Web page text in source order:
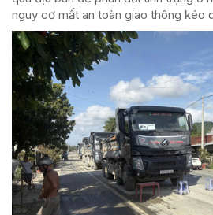
nguy cơ mất an toàn giao thông kéo